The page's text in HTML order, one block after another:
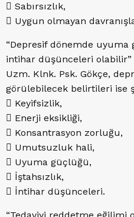
 Sabırsızlık,
 Uygun olmayan
“Depresif dönemde uyuma
intihar düşünceleri olabilir”
Uzm. Klnk. Psk. Gökçe,
görülebilecek belirtileri ise
 Keyifsizlik,
 Enerji eksikliği,
 Konsantrasyon zorluğu,
 Umutsuzluk hali,
 Uyuma güçlüğü,
 İştahsızlık,
 İntihar düşünceleri.